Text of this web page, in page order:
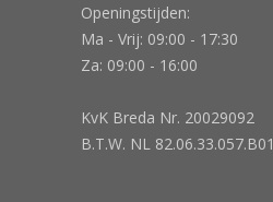
Openingstijden:
Ma - Vrij: 09:00 - 17:30
Za: 09:00 - 16:00
KvK Breda Nr. 20029092
B.T.W. NL 82.06.33.057.B01